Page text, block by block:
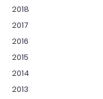
2018
2017
2016
2015
2014
2013